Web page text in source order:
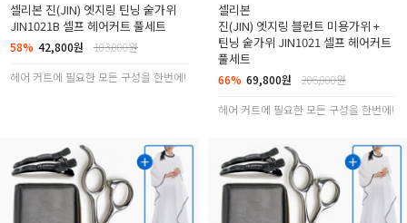
셀리본 진(JIN) 엣지링 틴닝 숱가위
JIN1021B 셀프 헤어커트 풀세트
58% 42,800원
103,000원
헤어 커트에 필요한 모든 구성을 한번에!
셀리본
진(JIN) 엣지링 블런트 미용가위 +
틴닝 숱가위 JIN1021 셀프 헤어커트
풀세트
66% 69,800원
206,000원
헤어 커트에 필요한 모든 구성을 한번에!